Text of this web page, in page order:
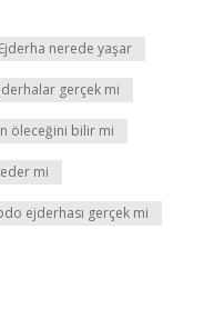
Ejderha nerede yaşar
gerçek mi
öleceğini bilir mi
mi
ejderhası gerçek mi